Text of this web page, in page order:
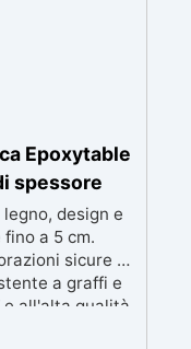
Epoxytable
spessore
design e
a 5 cm.
sicure e
a graffi e
all'alta qualità
eliminare bolle